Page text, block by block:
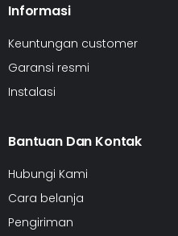
Informasi
Keuntungan customer
Garansi resmi
Instalasi
Bantuan Dan Kontak
Hubungi Kami
Cara belanja
Pengiriman